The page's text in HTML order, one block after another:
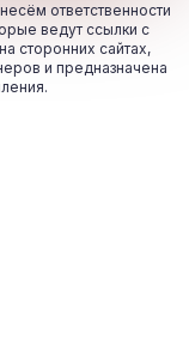
ответственности
ведут ссылки с
сторонних сайтах,
и предназначена